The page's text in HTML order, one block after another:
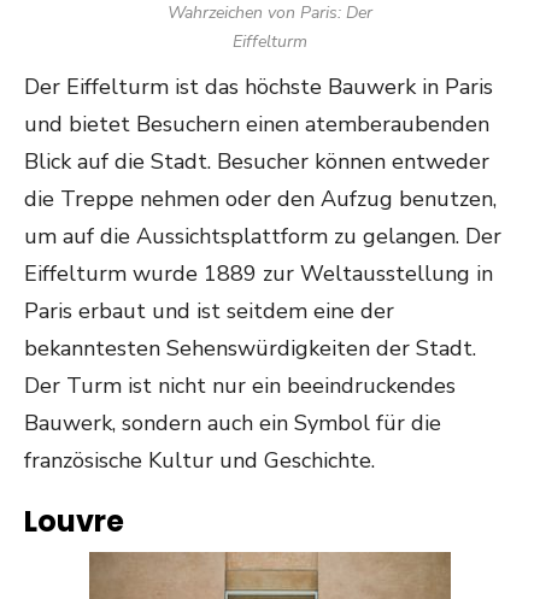
Wahrzeichen von Paris: Der
Eiffelturm
Der Eiffelturm ist das höchste Bauwerk in Paris
und bietet Besuchern einen atemberaubenden
Blick auf die Stadt. Besucher können entweder
die Treppe nehmen oder den Aufzug benutzen,
um auf die Aussichtsplattform zu gelangen. Der
Eiffelturm wurde 1889 zur Weltausstellung in
Paris erbaut und ist seitdem eine der
bekanntesten Sehenswürdigkeiten der Stadt.
Der Turm ist nicht nur ein beeindruckendes
Bauwerk, sondern auch ein Symbol für die
französische Kultur und Geschichte.
Louvre